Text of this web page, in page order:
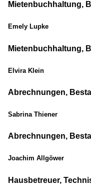
Mietenbuchhaltung,
Emely Lupke
Mietenbuchhaltung,
Elvira Klein
Abrechnungen,
Sabrina Thiener
Abrechnungen,
Joachim Allgöwer
Hausbetreuer,